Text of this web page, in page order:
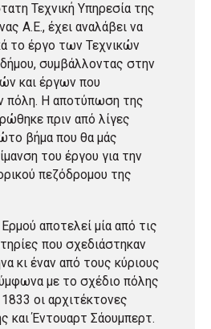
Τεχνική Υπηρεσία της
Α.Ε., έχει αναλάβει να
το έργο των Τεχνικών
συμβάλλοντας στην
και έργων που
πόλη. Η αποτύπωση της
πριν από λίγες
βήμα που θα μάς
του έργου για την
πεζόδρομου της
αποτελεί μία από τις
που σχεδιάστηκαν
κι έναν από τους κύριους
με το σχέδιο πόλης
οι αρχιτέκτονες
και Έντουαρτ Σάουμπερτ.